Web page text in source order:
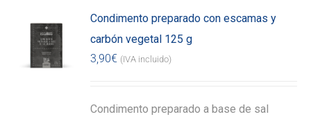
Condimento preparado con escamas y
carbón vegetal 125 g
3,90€ (IVA incluido)
Condimento preparado a base de sal